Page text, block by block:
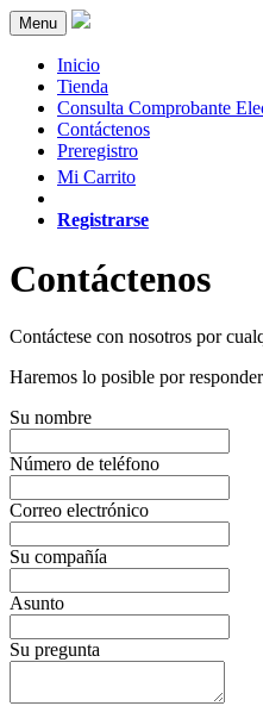
Menu
Inicio
Tienda
Consulta Comprobante
Contáctenos
Preregistro
Mi Carrito
Registrarse
Contáctenos
Contáctese con nosotros por
Haremos lo posible por
Su nombre
Número de teléfono
Correo electrónico
Su compañía
Asunto
Su pregunta